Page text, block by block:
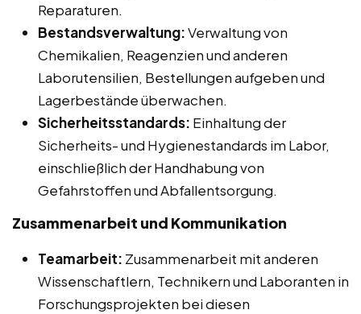
Reparaturen.
Bestandsverwaltung:Verwaltung von
Chemikalien, Reagenzien und anderen
Laborutensilien, Bestellungen aufgeben und
Lagerbestände überwachen.
Sicherheitsstandards: Einhaltung der
Sicherheits- und Hygienestandards im Labor,
einschließlich der Handhabung von
Gefahrstoffen und Abfallentsorgung.
Zusammenarbeit und Kommunikation
Teamarbeit: Zusammenarbeit mit anderen
Wissenschaftlern, Technikern und Laboranten in
Forschungsprojekten bei diesen